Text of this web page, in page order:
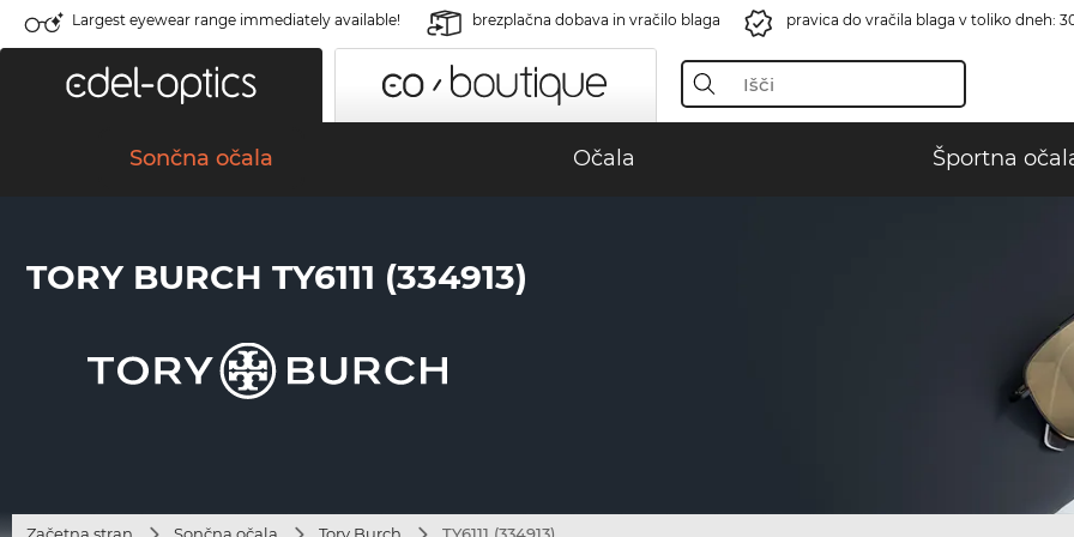
Largest eyewear range immediately available! brezplačna dobava in vračilo blaga pravica do vračila blaga v toliko dneh:
Sončna očala Očala Športna
TORY BURCH TY6111 (334913)